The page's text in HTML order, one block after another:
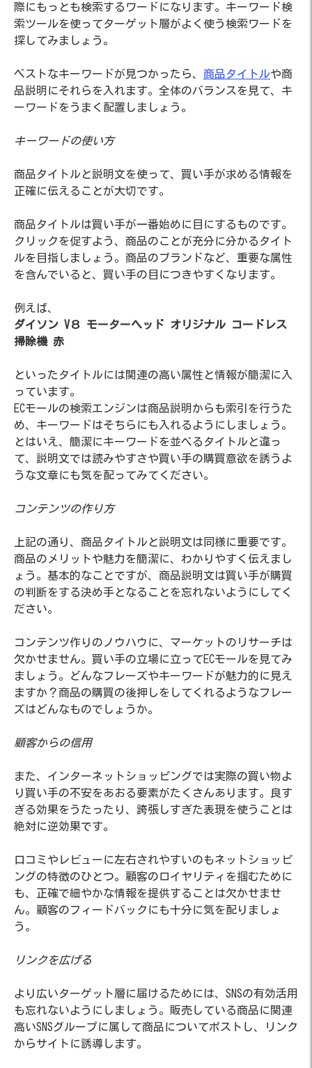
際にもっとも検索するワードになります。キーワード検
索ツールを使ってターゲット層がよく使う検索ワードを
探してみましょう。
ベストなキーワードが見つかったら、 商品タイトルや商
品説明にそれらを入れます。全体のバランスを見て、キ
ーワードをうまく配置しましょう。
キーワードの使い方
商品タイトルと説明文を使って、買い手が求める情報を
正確に伝えることが大切です。
商品タイトルは買い手が一番始めに目にするものです。
クリックを促すよう、商品のことが充分に分かるタイト
ルを目指しましょう。商品のブランドなど、重要な属性
を含んでいると、買い手の目につきやすくなります。
例えば、
ダイソン V８ モーターヘッド オリジナル コードレス
掃除機 赤
といったタイトルには関連の高い属性と情報が簡潔に入
っています。
ECモールの検索エンジンは商品説明からも索引を行うた
め、キーワードはそちらにも入れるようにしましょう。
とはいえ、簡潔にキーワードを並べるタイトルと違っ
て、説明文では読みやすさや買い手の購買意欲を誘うよ
うな文章にも気を配ってみてください。
コンテンツの作り方
上記の通り、商品タイトルと説明文は同様に重要です。
商品のメリットや魅力を簡潔に、わかりやすく伝えまし
ょう。基本的なことですが、商品説明文は買い手が購買
の判断をする決め手となることを忘れないようにしてく
ださい。
コンテンツ作りのノウハウに、マーケットのリサーチは
欠かせません。買い手の立場に立ってECモールを見てみ
ましょう。どんなフレーズやキーワードが魅力的に見え
ますか？商品の購買の後押しをしてくれるようなフレー
ズはどんなものでしょうか。
顧客からの信用
また、インターネットショッピングでは実際の買い物よ
り買い手の不安をあおる要素がたくさんあります。良す
ぎる効果をうたったり、誇張しすぎた表現を使うことは
絶対に逆効果です。
口コミやレビューに左右されやすいのもネットショッピ
ングの特徴のひとつ。顧客のロイヤリティを掴むために
も、正確で細やかな情報を提供することは欠かせませ
ん。顧客のフィードバックにも十分に気を配りましょ
う。
リンクを広げる
より広いターゲット層に届けるためには、SNSの有効活用
も忘れないようにしましょう。販売している商品に関連
高いSNSグループに属して商品についてポストし、リンク
からサイトに誘導します。